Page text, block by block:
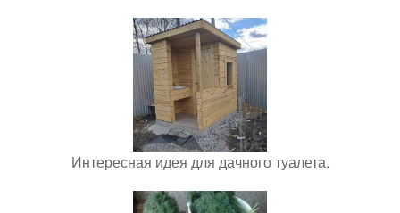
Интересная идея для дачного туалета.